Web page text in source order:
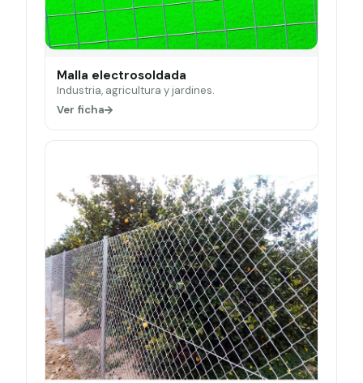
Malla electrosoldada
Industria, agricultura y jardines.
Ver ficha